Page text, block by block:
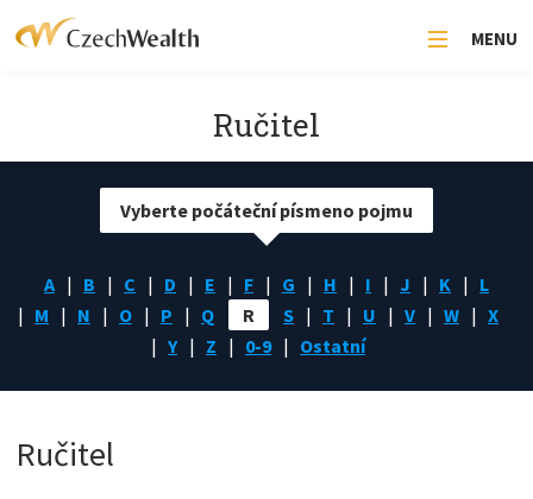
MENU
Ručitel
A B C D E F G H I J K
L
M
N O P Q R S T U V W
X
Y
Z 0-9 Ostatní
Vyberte počáteční písmeno pojmu
Ručitel